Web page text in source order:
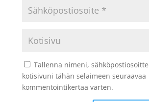
Tallenna nimeni,
kotisivuni tähän selaimeen seuraavaa
kommentointikertaa varten.